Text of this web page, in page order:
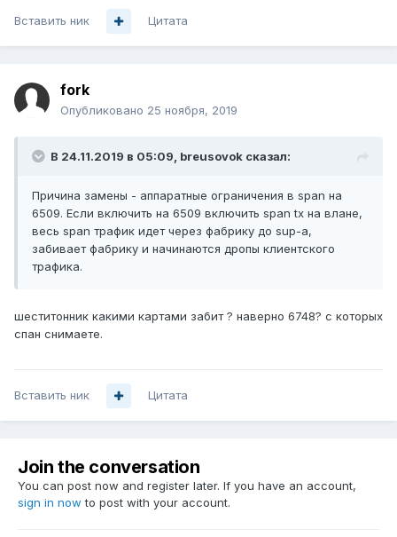
Вставить ник Цитата
fork
Опубликовано 25 ноября, 2019
В 24.11.2019 в 05:09, breusovok сказал:
Причина замены - аппаратные ограничения в span на
6509. Если включить на 6509 включить span tx на влане,
весь span трафик идет через фабрику до sup-a,
забивает фабрику и начинаются дропы клиентского
трафика.
шеститонник какими картами забит ? наверно 6748? с которых
спан снимаете.
Вставить ник Цитата
Join the conversation
You can post now and register later. If you have an account,
sign in now to post with your account.